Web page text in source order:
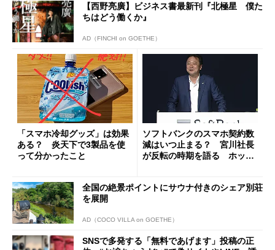
【西野亮廣】ビジネス書最新刊『北極星 僕た
ちはどう働くか』
AD（FINCHI on GOETHE）
「スマホ冷却グッズ」は効果
ある？ 炎天下で3製品を使
って分かったこと
ソフトバンクのスマホ契約数
減はいつ止まる？ 宮川社長
が反転の時期を語る ホッピ
全国の絶景ポイントにサウナ付きのシェア別荘
を展開
AD（COCO VILLA on GOETHE）
SNSで多発する「無料であげます」投稿の正